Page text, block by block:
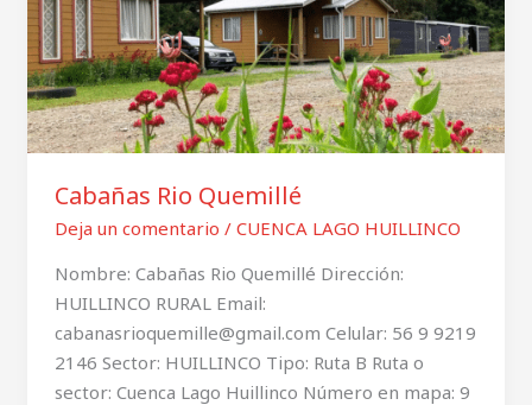
Cabañas Rio Quemillé
Deja un comentario / CUENCA LAGO HUILLINCO
Nombre: Cabañas Rio Quemillé Dirección:
HUILLINCO RURAL Email:
cabanasrioquemille@gmail.com Celular: 56 9 9219
2146 Sector: HUILLINCO Tipo: Ruta B Ruta o
sector: Cuenca Lago Huillinco Número en mapa: 9